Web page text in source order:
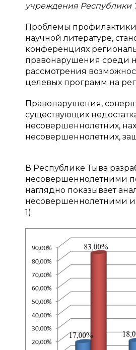
учреждения Республики
Проблемы
научной литературе,
конференциях
правонарушения среди
рассмотрения
целевых программ на
Правонарушения,
существующих
несовершеннолетних,
несовершеннолетних,
В Республике Тыва
несовершеннолетними
наглядно показывает
несовершеннолетними и
1).